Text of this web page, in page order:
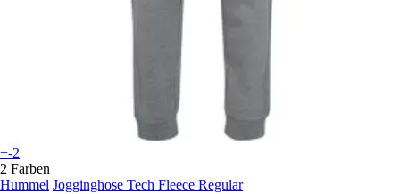
+-2
2 Farben
Hummel Jogginghose Tech Fleece Regular